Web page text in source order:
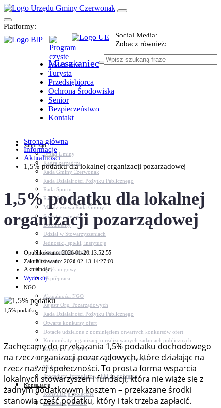
Platformy:
Social Media:
Zobacz również:
Mieszkaniec
Turysta
Przedsiębiorca
Ochrona Środowiska
Senior
Bezpieczeństwo
Kontakt
Samorząd
Urząd Gminy
Kadra zarządcza
Rada Gminy Czerwonak
Rada Działalności Pożytku Publicznego
Rada Sportu
Rada Seniorów
Młodzieżowa Rada Gminy
Sołectwa i osiedla
Dokumenty
Udział w Stowarzyszeniach
Jednostki, spółki, instytucje
Zasłużeni dla gminy
Petycje
Język migowy
Współpraca
NGO
Aktualności NGO
Rejestr Org. Pozarządowych
Rada Działalności Pożytku Publicznego
Otwarte konkursy ofert
Dotacje udzielone z pominięciem otwartych konkursów ofert
Komunikaty organizacji o realizowanych zadaniach publicznych
Konsultacje z NGO
Centrum Wsparcia Organizacji Pozarządowych
Wolontariat
Procedury, formularze, pliki do pobrania
Konsultacje
Konsultacje społeczne
Konsultacje z NGO
Strona główna
Informacje
Aktualności
1,5% podatku dla lokalnej organizacji pozarządowej
1,5% podatku dla lokalnej
organizacji pozarządowej
Opublikowano: 2026-01-20 13:52:55
Zaktualizowano: 2026-02-13 14:27:00
Aktualności
Wydrukuj
1,5% podatku
Zachęcamy do przekazania 1,5% podatku dochodowego
na rzecz organizacji pozarządowych, które działając na
rzecz naszej społeczności. To prosta forma wsparcia
lokalnych stowarzyszeń i fundacji, która nie wiąże się z
żadnym dodatkowym kosztem – przekazane środki
stanowią część podatku, który i tak trzeba zapłacić.